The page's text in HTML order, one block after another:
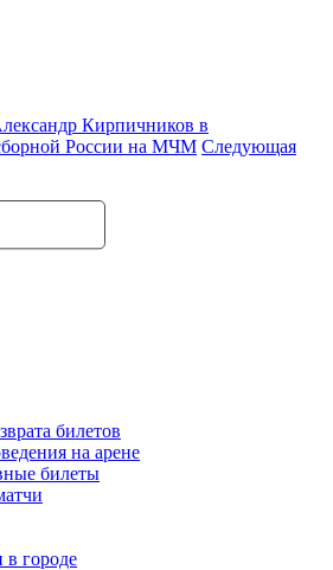
Кирпичников в
России на МЧМ Следующая
билетов
на арене
билеты
в городе